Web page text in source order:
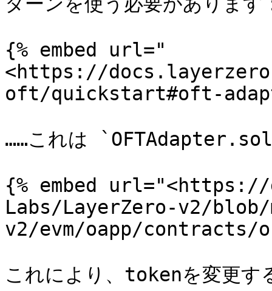
{% embed url="
<https://
oft/quickstart#oft-
……これは
{% embed
Labs/LayerZero-v2/
v2/evm/oapp/contracts/
これにより、tokenを変更す